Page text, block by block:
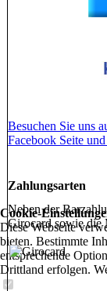
Besuchen Sie uns
Facebook Seite
Zahlungsarten
Neben der
Girocard sowie die
Cookie-
Diese Webseite
bieten. Bestimmte
entsprechende
Drittland erfolgen.